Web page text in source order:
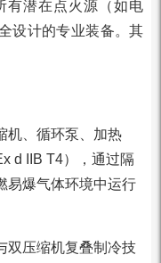
有潜在点火源（如电
设计的专业装备。其
机、循环泵、加热
d IIB T4），通过隔
易爆气体环境中运行
双压缩机复叠制冷技